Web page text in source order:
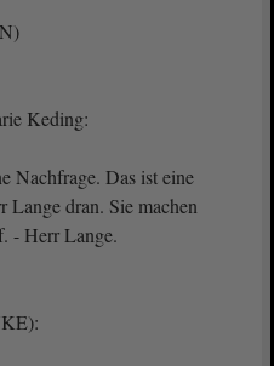
Keding:
Nachfrage. Das ist eine
Lange dran. Sie machen
- Herr Lange.